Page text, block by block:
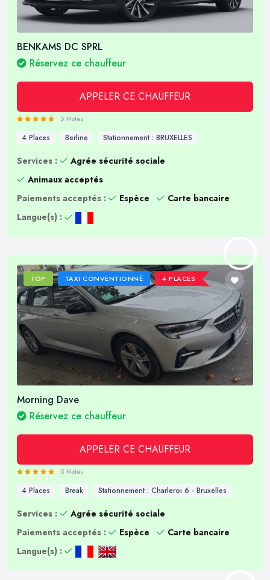
BENKAMS DC SPRL
Réservez ce chauffeur
APPELER CE CHAUFFEUR
5 Notes
4 Places Berline Stationnement : BRUXELLES
Services :
Agrée sécurité sociale
Animaux acceptés
Paiements acceptés :
Espèce
Carte bancaire
Langue(s) :
TOP TAXI CONVENTIONNÉ 4 PLACES
Morning Dave
Réservez ce chauffeur
APPELER CE CHAUFFEUR
5 Notes
4 Places Break Stationnement : Charleroi 6 - Bruxelles
Services :
Agrée sécurité sociale
Paiements acceptés :
Espèce
Carte bancaire
Langue(s) :